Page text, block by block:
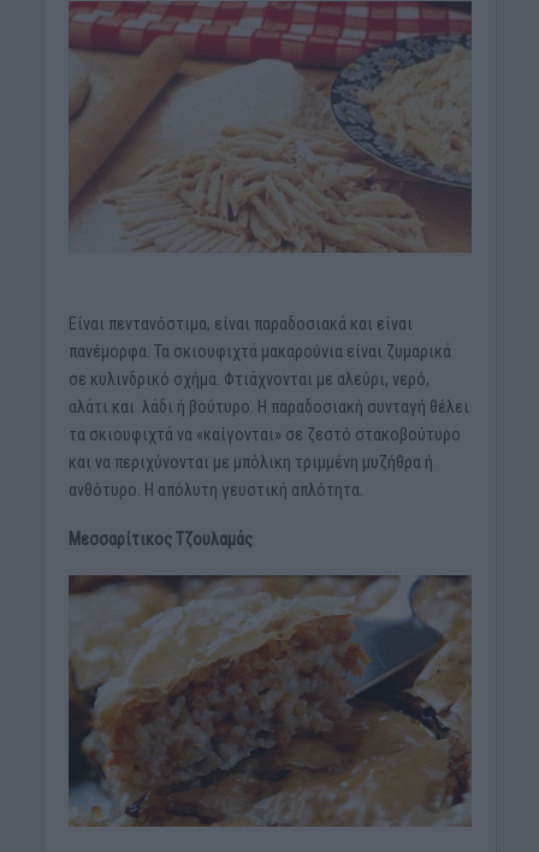
Είναι πεντανόστιμα, είναι παραδοσιακά και είναι
πανέμορφα. Τα σκιουφιχτά μακαρούνια είναι ζυμαρικά
σε κυλινδρικό σχήμα. Φτιάχνονται με αλεύρι, νερό,
αλάτι και λάδι ή βούτυρο. Η παραδοσιακή συνταγή θέλει
τα σκιουφιχτά να «καίγονται» σε ζεστό στακοβούτυρο
και να περιχύνονται με μπόλικη τριμμένη μυζήθρα ή
ανθότυρο. Η απόλυτη γευστική απλότητα.
Μεσσαρίτικος Τζουλαμάς